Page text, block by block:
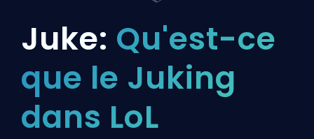
Juke: Qu'est-ce
que le Juking
dans LoL